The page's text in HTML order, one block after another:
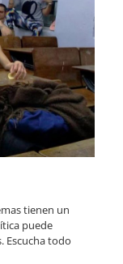
tienen un
puede
Escucha todo